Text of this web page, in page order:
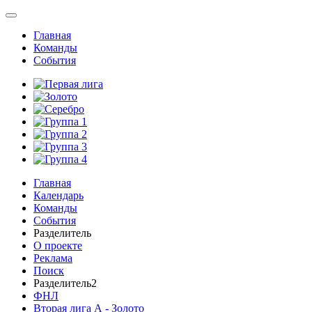
Главная
Команды
События
Главная
Календарь
Команды
События
Разделитель
О проекте
Реклама
Поиск
Разделитель2
ФНЛ
Вторая лига А - Золото